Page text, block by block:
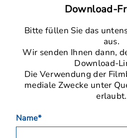
Download-
Bitte füllen Sie das
aus.
Wir senden Ihnen dann,
Download-
Die Verwendung der
mediale Zwecke unter
erlaubt.
Name*